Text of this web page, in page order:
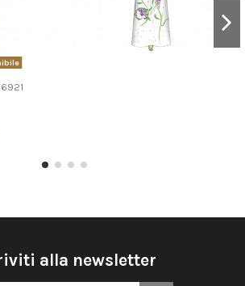
alla newsletter